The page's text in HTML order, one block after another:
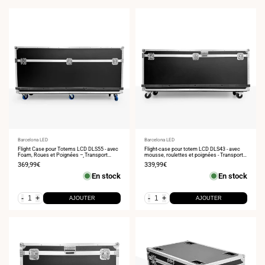
Fournisseur
:
Barcelona LED
Flight Case pour Totems LCD DLS55 - avec
Foam, Roues et Poignées – Transport
Securisé lors des Foires et Événements
Prix
369,99€
En stock
- + AJOUTER
Fournisseur
:
Barcelona LED
Flight-case pour totem LCD DLS43 - avec
mousse, roulettes et poignées - Transport
sécurisé lors de salons et événements
Prix
339,99€
En stock
- + AJOUTER